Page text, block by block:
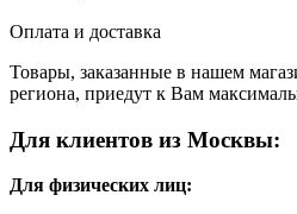
Оплата и доставка
Товары, заказанные в нашем
региона, приедут к Вам
Для клиентов из Москвы:
Для физических лиц: